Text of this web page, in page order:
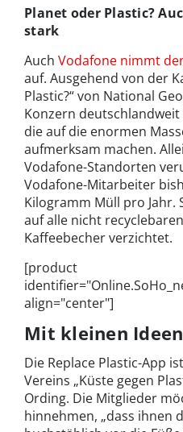
Planet oder Plastic?
stark
Auch Vodafone nimmt
auf. Ausgehend von der
Plastic?“ von National
Konzern
die auf die enormen
aufmerksam machen.
Vodafone-Standorten
Vodafone-Mitarbeiter
Kilogramm Müll pro Jahr.
auf alle nicht
Kaffeebecher verzichtet.
[product
align="center"]
Mit kleinen
Die Replace Plastic-App
Vereins „Küste gegen
Ording. Die Mitglieder
hinnehmen, „dass ihnen